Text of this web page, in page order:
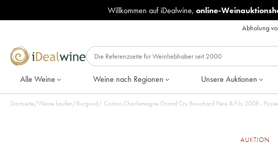
Willkommen auf iDealwine, online-
Abholung
Alle Weine Weine nach Regionen Unsere Auktionen
Startseite/Weine kaufen/Burgund/ Corton-Charlemagne Grand Cru Bouchard Père & Fils 2008 -
AUKTION